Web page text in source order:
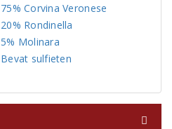
75% Corvina Veronese
20% Rondinella
5% Molinara
Bevat sulfieten